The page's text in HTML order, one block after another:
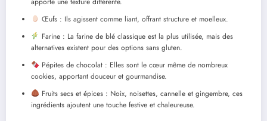
Œufs : Ils agissent comme liant, offrant structure et moelleux.
Farine : La farine de blé classique est la plus utilisée, mais des
alternatives existent pour des options sans gluten.
Pépites de chocolat : Elles sont le cœur même de nombreux
cookies, apportant douceur et gourmandise.
Fruits secs et épices : Noix, noisettes, cannelle et gingembre, ces
ingrédients ajoutent une touche festive et chaleureuse.